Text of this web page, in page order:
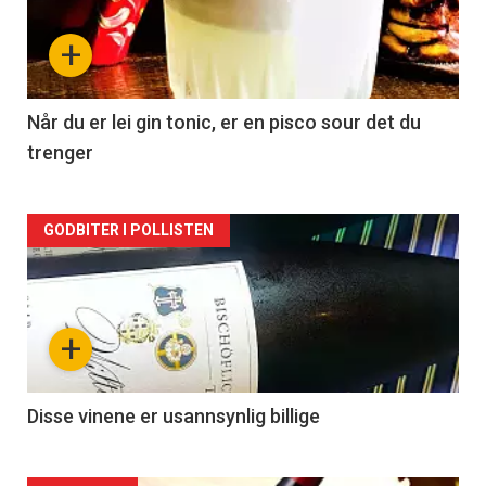
nå
-
2
+
Når du er lei gin tonic, er en pisco sour det du
trenger
Forsiden
akkurat
nå
3
+
GODBITER I POLLISTEN
Disse vinene er usannsynlig billige